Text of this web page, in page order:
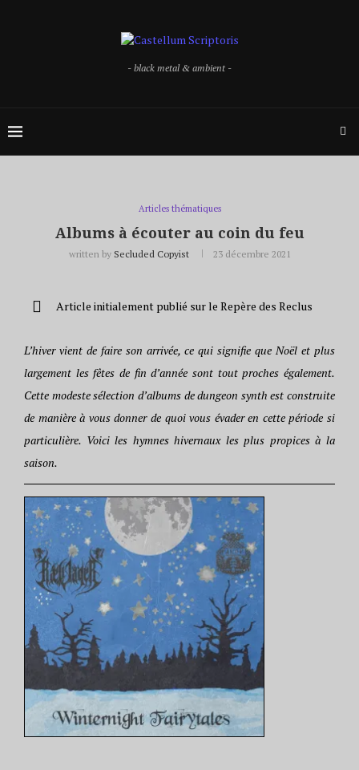
- black metal & ambient -
Articles thématiques
Albums à écouter au coin du feu
written by Secluded Copyist 23 décembre 2021
Article initialement publié sur le Repère des Reclus
L’hiver vient de faire son arrivée, ce qui signifie que Noël et plus
largement les fêtes de fin d’année sont tout proches également.
Cette modeste sélection d’albums de dungeon synth est construite
de manière à vous donner de quoi vous évader en cette période si
particulière. Voici les hymnes hivernaux les plus propices à la
saison.